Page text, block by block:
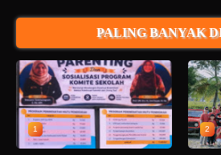
PALING BANYAK
1 2